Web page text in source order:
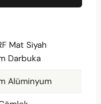
Mat Siyah
Darbuka
Alüminyum